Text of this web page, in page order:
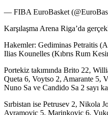
— FIBA EuroBasket
Karşılaşma Arena Riga’da
Hakemler: Gediminas Petraitis
Ilias Kounelles (Kıbrıs Rum
Portekiz takımında Brito 22,
Queta 6, Voytso 2, Amarante 5,
Nuno Sa ve Candido Sa 2 sayı
Sırbistan ise Petrusev 2, Nikola
Avramovic 5, Marinkovic 6,